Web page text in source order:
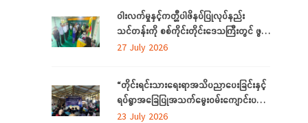
ဝါးလက်မှုနှင့်ကတ္တီပါဖိနပ်ပြုလုပ်နည်း
သင်တန်းကို စစ်ကိုင်းတိုင်းဒေသကြီးတွင် ဖွင့်
လှစ်
27 July 2026
“တိုင်းရင်းသားရေးရာအသိပညာပေးခြင်းနှင့်
ရပ်ရွာအခြေပြုအသက်မွေးဝမ်းကျောင်းပညာ
လိုအပ်ချက်တို့ကို ဆန်းစစ်စီမံခြင်း
23 July 2026